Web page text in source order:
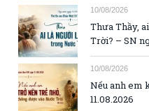
10/08/2026
Thưa Thầy,
Trời? – SN
10/08/2026
Nếu anh em
11.08.2026